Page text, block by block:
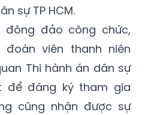
sự TP HCM.
đông đảo công chức,
viên thanh niên
Thi hành án dân sự
để đăng ký tham gia
cũng nhận được sự